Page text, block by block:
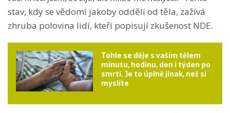
stav, kdy se vědomí jakoby oddělí od těla, zažívá
zhruba polovina lidí, kteří popisují zkušenost NDE.
Tohle se děje s vaším tělem
minutu, hodinu, den i týden po
smrti. Je to úplně jinak, než si
myslíte